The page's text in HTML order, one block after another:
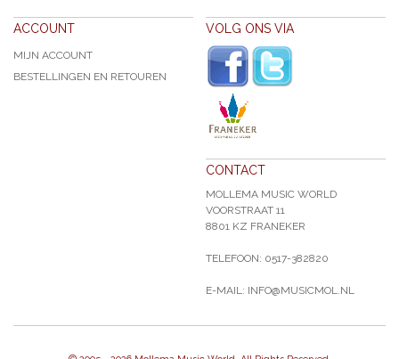
ACCOUNT
MIJN ACCOUNT
BESTELLINGEN EN RETOUREN
VOLG ONS VIA
CONTACT
MOLLEMA MUSIC WORLD
VOORSTRAAT 11
8801 KZ FRANEKER
TELEFOON: 0517-382820
E-MAIL: INFO@MUSICMOL.NL